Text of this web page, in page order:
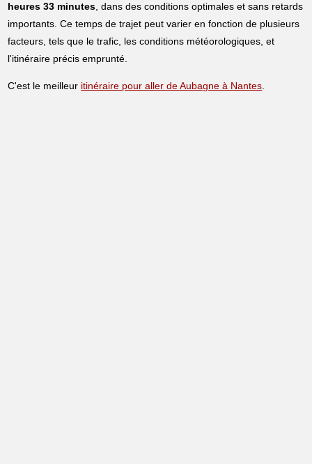
heures 33 minutes, dans des conditions optimales et sans retards
importants. Ce temps de trajet peut varier en fonction de plusieurs
facteurs, tels que le trafic, les conditions météorologiques, et
l'itinéraire précis emprunté.
C'est le meilleur itinéraire pour aller de Aubagne à Nantes.